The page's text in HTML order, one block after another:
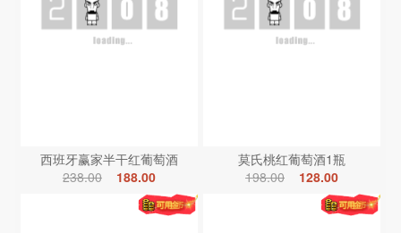
西班牙赢家半干红葡萄酒
238.00
188.00
莫氏桃红葡萄酒1瓶
198.00
128.00